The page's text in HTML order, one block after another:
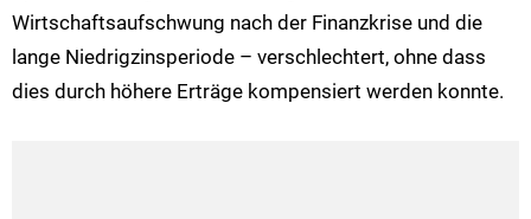
Wirtschaftsaufschwung nach der Finanzkrise und die
lange Niedrigzinsperiode – verschlechtert, ohne dass
dies durch höhere Erträge kompensiert werden konnte.